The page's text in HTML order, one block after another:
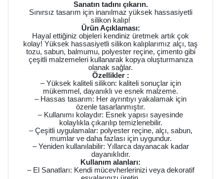
Sanatın tadını çıkarın.
Sınırsız tasarım için inanılmaz yüksek hassasiyetli
silikon kalıp!
Ürün Açıklaması:
Hayal ettiğiniz objeleri kendiniz üretmek artık çok
kolay! Yüksek hassasiyetli silikon kalıplarımız alçı, taş
tozu, sabun, balmumu, polyester reçine, çimento gibi
çeşitli malzemeleri kullanarak kopya oluşturmanıza
olanak sağlar.
Özellikler :
– Yüksek kaliteli silikon: kaliteli sonuçlar için
mükemmel, dayanıklı ve esnek malzeme.
– Hassas tasarım: Her ayrıntıyı yakalamak için
özenle tasarlanmıştır.
– Kullanımı kolaydır: Esnek yapısı sayesinde
kolaylıkla çıkarılıp temizlenebilir.
– Çeşitli uygulamalar: polyester reçine, alçı, sabun,
mumlar ve daha fazlası için uygundur.
– Yeniden kullanılabilir: Yıllarca dayanacak kadar
dayanıklıdır.
Kullanım alanları:
– El Sanatları: Kendi mücevherlerinizi veya dekoratif